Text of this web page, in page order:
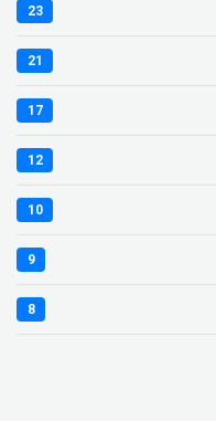
23
21
17
12
10
9
8